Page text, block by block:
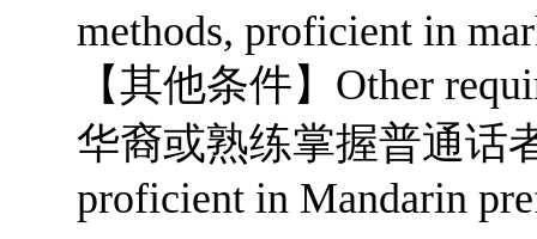
methods, proficient in
【其他条件】 Other
华裔或熟练掌握普通话
proficient in Mandarin